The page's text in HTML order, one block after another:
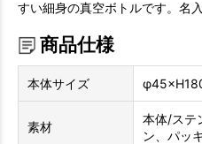
すい細身の真空ボトルです。名
商品仕様
本体サイズ
素材
本体/ステ
ン、パッ